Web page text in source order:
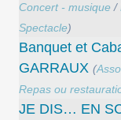
Concert - musique/
Spectacle)
Banquet et
GARRAUX (
Repas ou
JE DIS… EN